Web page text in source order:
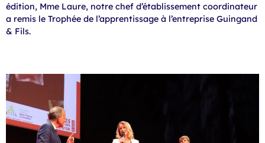
édition, Mme Laure, notre chef d’établissement coordinateur
a remis le Trophée de l’apprentissage à l’entreprise Guingand
& Fils.